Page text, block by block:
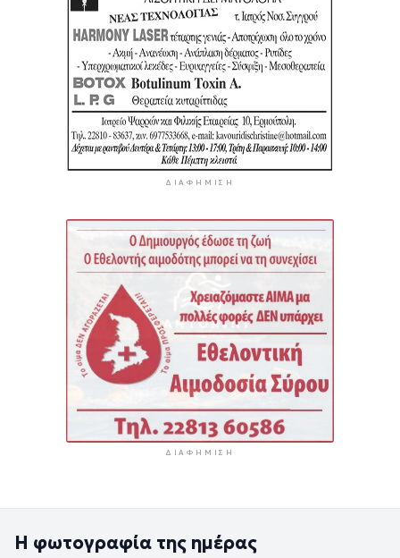
ΔΙΑΦΉΜΙΣΗ
ΔΙΑΦΉΜΙΣΗ
Η φωτογραφία της ημέρας